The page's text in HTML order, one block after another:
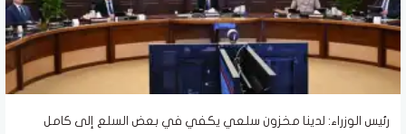
رئيس الوزراء: لدينا مخزون سلعي يكفي في بعض السلع إلى كامل